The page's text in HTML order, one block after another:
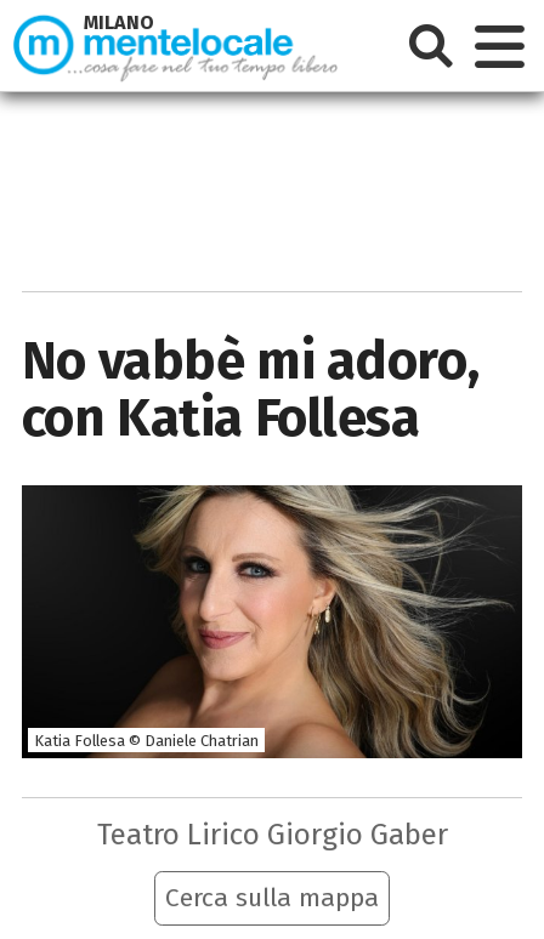
No vabbè mi adoro,
con Katia Follesa
Katia Follesa © Daniele Chatrian
Teatro Lirico Giorgio Gaber
Cerca sulla mappa
MILANO